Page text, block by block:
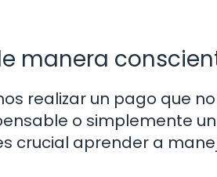
manera
realizar un pago que
o simplemente
crucial aprender a